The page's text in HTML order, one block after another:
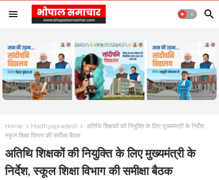
Home Madhyapradesh
अतिथि शिक्षकों की नियुक्ति के लिए मुख्यमंत्री के निर्देश,
स्कूल शिक्षा विभाग की समीक्षा बैठक
अतिथि शिक्षकों की नियुक्ति के लिए मुख्यमंत्री के
निर्देश, स्कूल शिक्षा विभाग की समीक्षा बैठक